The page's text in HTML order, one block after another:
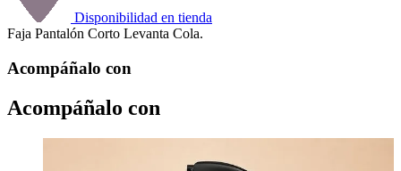
Disponibilidad en tienda
Faja Pantalón Corto Levanta Cola.
Acompáñalo con
Acompáñalo con